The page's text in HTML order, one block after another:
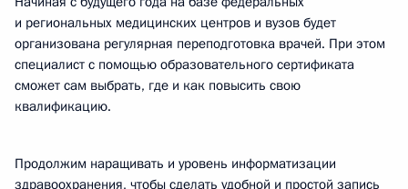
и региональных медицинских центров и вузов будет
организована регулярная переподготовка врачей. При этом
специалист с помощью образовательного сертификата
сможет сам выбрать, где и как повысить свою
квалификацию.
Продолжим наращивать и уровень информатизации
здравоохранения, чтобы сделать удобной и простой запись